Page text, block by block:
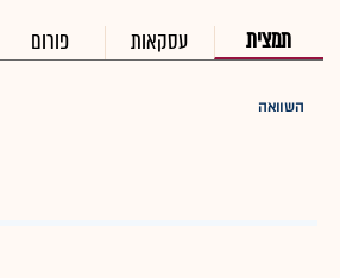
תמצית עסקאות פורום
השוואה